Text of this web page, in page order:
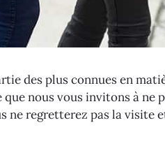
des plus connues en
nous vous invitons à ne
ne regretterez pas la visite